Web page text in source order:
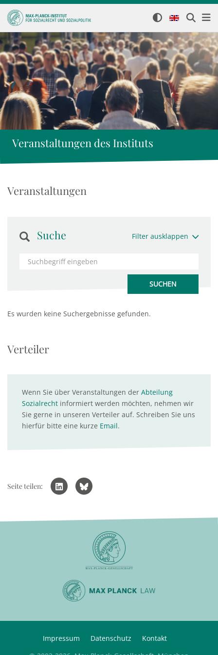
Veranstaltungen des Instituts
Veranstaltungen
Suche Filter ausklappen
Es wurden keine Suchergebnisse gefunden.
Verteiler
Wenn Sie über Veranstaltungen der Abteilung
Sozialrecht informiert werden möchten, nehmen wir
Sie gerne in unseren Verteiler auf. Schreiben Sie uns
hierfür bitte eine kurze Email.
Seite teilen:
Impressum Datenschutz
Kontakt